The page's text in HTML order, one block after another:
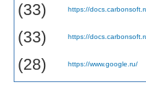
(33) https://
(33) https://
(28) https://www.google.ru/